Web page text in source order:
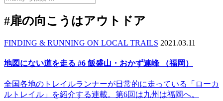
#扉の向こうはアウトドア
FINDING & RUNNING ON LOCAL TRAILS 2021.03.11
地図にない道を走る #6 飯盛山・おかず連峰 （福岡）
全国各地のトレイルランナーが日常的に走っている「ローカ
ルトレイル」を紹介する連載。第6回は九州は福岡へ。